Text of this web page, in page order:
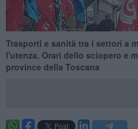
Trasporti e sanità tra i settori a
l'utenza. Orari dello sciopero e
province della Toscana